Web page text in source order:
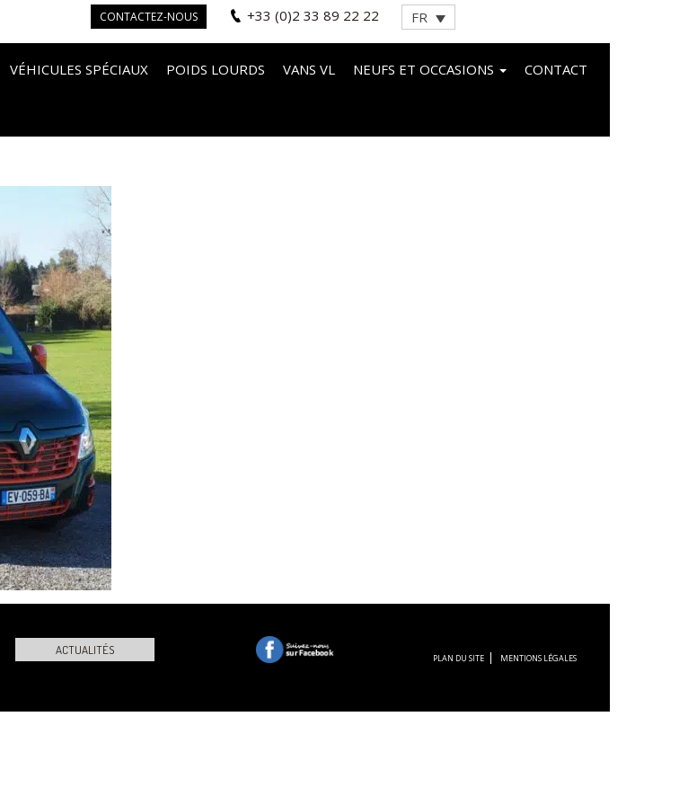
CONTACTEZ-NOUS +33 (0)2 33 89 22 22 FR
VÉHICULES SPÉCIAUX POIDS LOURDS VANS VL NEUFS ET OCCASIONS CONTACT
ACTUALITÉS
PLAN DU SITE MENTIONS LÉGALES